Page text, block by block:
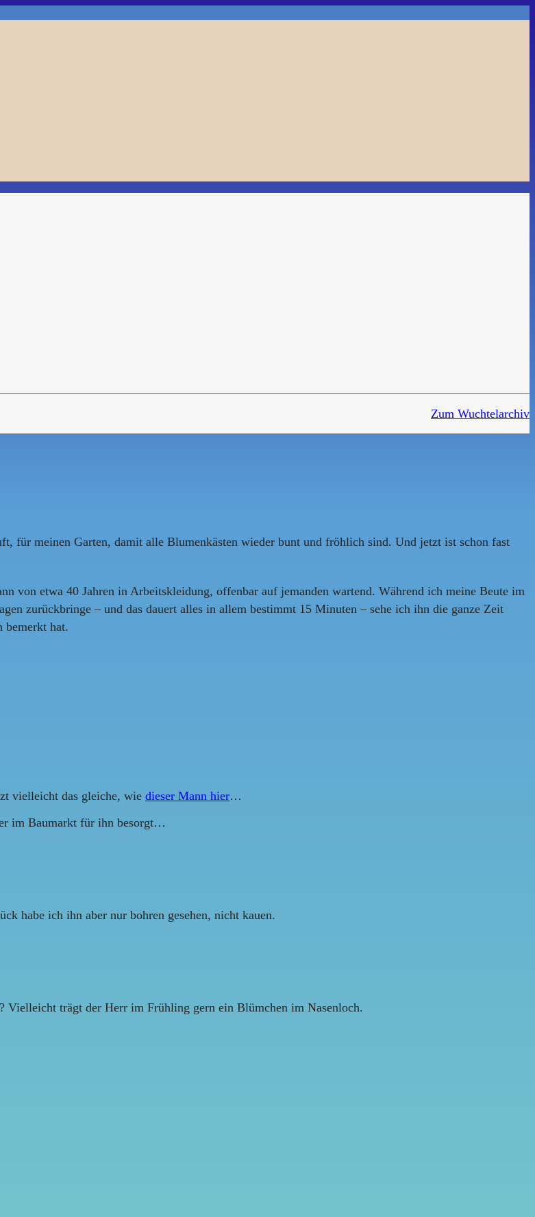
Zum Wuchtelarchiv
für meinen Garten, damit alle Blumenkästen wieder bunt und fröhlich sind. Und jetzt ist schon fast
von etwa 40 Jahren in Arbeitskleidung, offenbar auf jemanden wartend. Während ich meine Beute im
zurückbringe – und das dauert alles in allem bestimmt 15 Minuten – sehe ich ihn die ganze Zeit
bemerkt hat.
vielleicht das gleiche, wie dieser Mann hier…
im Baumarkt für ihn besorgt…
habe ich ihn aber nur bohren gesehen, nicht kauen.
Vielleicht trägt der Herr im Frühling gern ein Blümchen im Nasenloch.